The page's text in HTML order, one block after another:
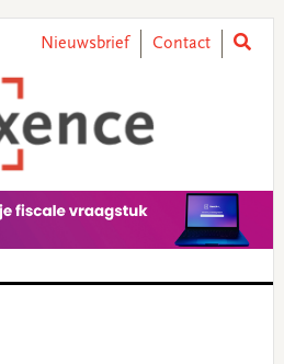
Nieuwsbrief Contact